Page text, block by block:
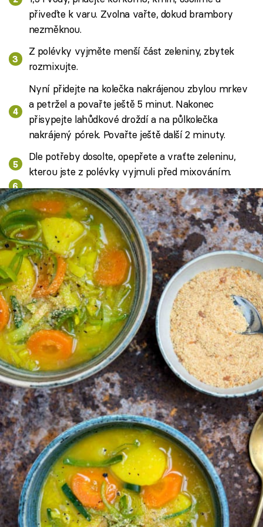
přiveďte k varu. Zvolna vařte, dokud brambory
nezměknou.
Z polévky vyjměte menší část zeleniny, zbytek
rozmixujte.
Nyní přidejte na kolečka nakrájenou zbylou mrkev
a petržel a povařte ještě 5 minut. Nakonec
přisypejte lahůdkové droždí a na půlkolečka
nakrájený pórek. Povařte ještě další 2 minuty.
Dle potřeby dosolte, opepřete a vraťte zeleninu,
kterou jste z polévky vyjmuli před mixováním.